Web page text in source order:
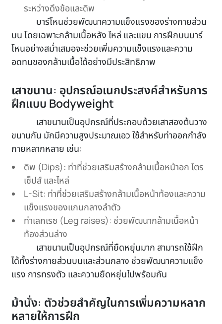
ระหว่างดึงข้อและดิพ
บาร์โหนช่วยพัฒนาความแข็งแรงของร่างกายส่วน
บน โดยเฉพาะกล้ามเนื้อหลัง ไหล่ และแขน การฝึกบนบาร์
โหนอย่างสม่ำเสมอจะช่วยเพิ่มความแข็งแรงและความ
อดทนของกล้ามเนื้อได้อย่างมีประสิทธิภาพ
เสาขนาน: อุปกรณ์อเนกประสงค์สำหรับการ
ฝึกแบบ Bodyweight
เสาขนานเป็นอุปกรณ์ที่ประกอบด้วยเสาสองต้นวาง
ขนานกัน มักมีความสูงประมาณเอว ใช้สำหรับท่าออกกำลัง
กายหลากหลาย เช่น:
ดิพ (Dips): ท่าที่ช่วยเสริมสร้างกล้ามเนื้อหน้าอก ไตร
เซ็ปส์ และไหล่
L-Sit: ท่าที่ช่วยเสริมสร้างกล้ามเนื้อหน้าท้องและความ
แข็งแรงของแกนกลางลำตัว
ท่าเลกเรซ (Leg raises): ช่วยพัฒนากล้ามเนื้อหน้า
ท้องส่วนล่าง
เสาขนานเป็นอุปกรณ์ที่ยืดหยุ่นมาก สามารถใช้ฝึก
ได้ทั้งร่างกายส่วนบนและส่วนกลาง ช่วยพัฒนาความแข็ง
แรง การทรงตัว และความยืดหยุ่นไปพร้อมกัน
ม้านั่ง: ตัวช่วยสำคัญในการเพิ่มความหลาก
หลายให้การฝึก